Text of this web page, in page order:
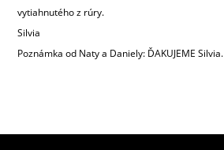
vytiahnutého z rúry.
Silvia
Poznámka od Naty a Daniely: ĎAKUJEME Silvia.